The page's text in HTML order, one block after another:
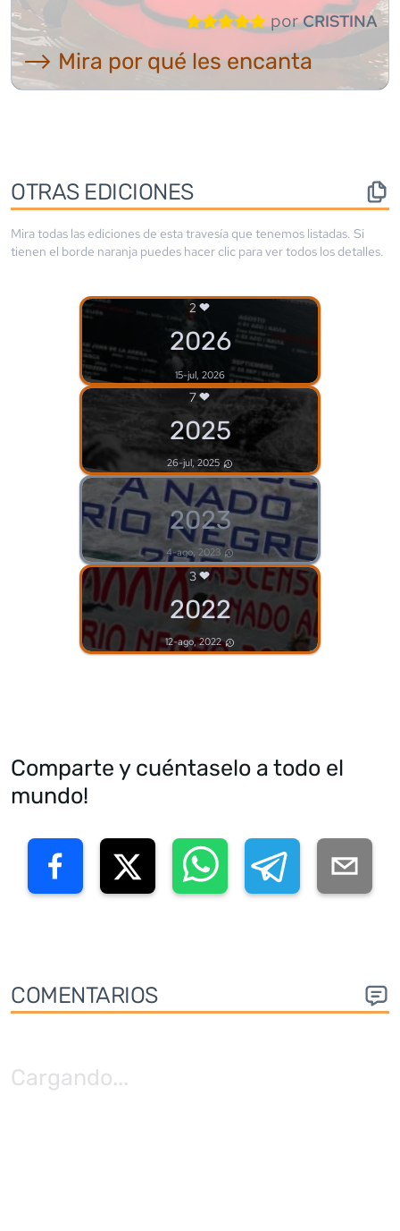
porCRISTINA
⟶ Mira por qué les encanta
OTRAS EDICIONES
Mira todas las ediciones de esta travesía que tenemos listadas. Si
tienen el borde naranja puedes hacer clic para ver todos los detalles.
2
2026
15-jul, 2026
7
2025
26-jul, 2025
2023
4-ago, 2023
3
2022
12-ago, 2022
Comparte y cuéntaselo a todo el
mundo!
COMENTARIOS
Cargando...